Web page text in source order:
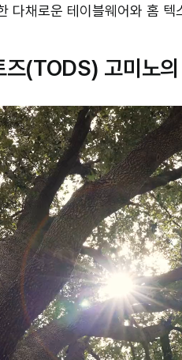
다채로운 테이블웨어와 홈 텍
즈(TODS) 고미노